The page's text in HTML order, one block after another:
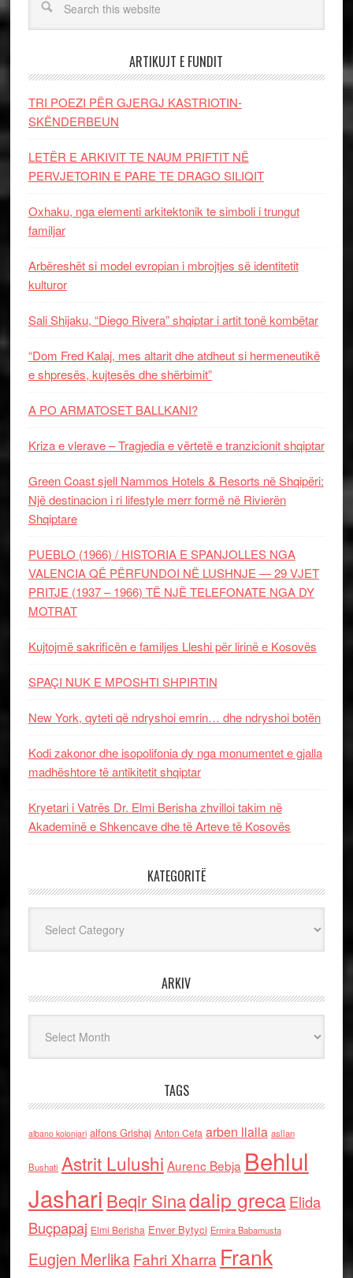
ARTIKUJT E FUNDIT
TRI POEZI PËR GJERGJ KASTRIOTIN-
SKËNDERBEUN
LETËR E ARKIVIT TE NAUM PRIFTIT NË
PERVJETORIN E PARE TE DRAGO SILIQIT
Oxhaku, nga elementi arkitektonik te simboli i trungut
familjar
Arbëreshët si model evropian i mbrojtjes së identitetit
kulturor
Sali Shijaku, “Diego Rivera” shqiptar i artit tonë kombëtar
“Dom Fred Kalaj, mes altarit dhe atdheut si hermeneutikë
e shpresës, kujtesës dhe shërbimit”
A PO ARMATOSET BALLKANI?
Kriza e vlerave – Tragjedia e vërtetë e tranzicionit shqiptar
Green Coast sjell Nammos Hotels & Resorts në Shqipëri:
Një destinacion i ri lifestyle merr formë në Rivierën
Shqiptare
PUEBLO (1966) / HISTORIA E SPANJOLLES NGA
VALENCIA QË PËRFUNDOI NË LUSHNJE — 29 VJET
PRITJE (1937 – 1966) TË NJË TELEFONATE NGA DY
MOTRAT
Kujtojmë sakrificën e familjes Lleshi për lirinë e Kosovës
SPAÇI NUK E MPOSHTI SHPIRTIN
New York, qyteti që ndryshoi emrin… dhe ndryshoi botën
Kodi zakonor dhe isopolifonia dy nga monumentet e gjalla
madhështore të antikitetit shqiptar
Kryetari i Vatrës Dr. Elmi Berisha zhvilloi takim në
Akademinë e Shkencave dhe të Arteve të Kosovës
KATEGORITË
ARKIV
TAGS
albano kolonjari alfons Grishaj Anton Cefa arben llalla asllan
Bushati Astrit Lulushi Aurenc Bebja Behlul
Jashari Beqir Sinadalip grecaElida
Buçpapaj Elmi Berisha Enver Bytyci Ermira Babamusta
Eugjen MerlikaFahri Xharra Frank